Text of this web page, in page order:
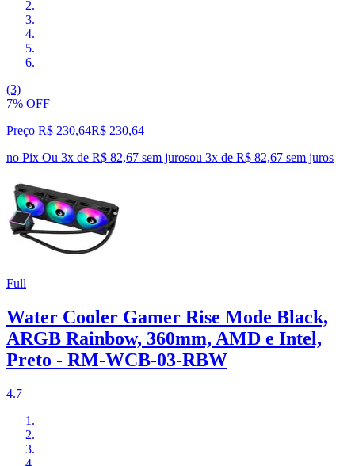
(3)
7% OFF
Preço R$ 230,64R$ 230,64
no Pix Ou 3x de R$ 82,67 sem jurosou 3x de R$ 82,67 sem juros
Full
Water Cooler Gamer Rise Mode Black,
ARGB Rainbow, 360mm, AMD e Intel,
Preto - RM-WCB-03-RBW
4.7